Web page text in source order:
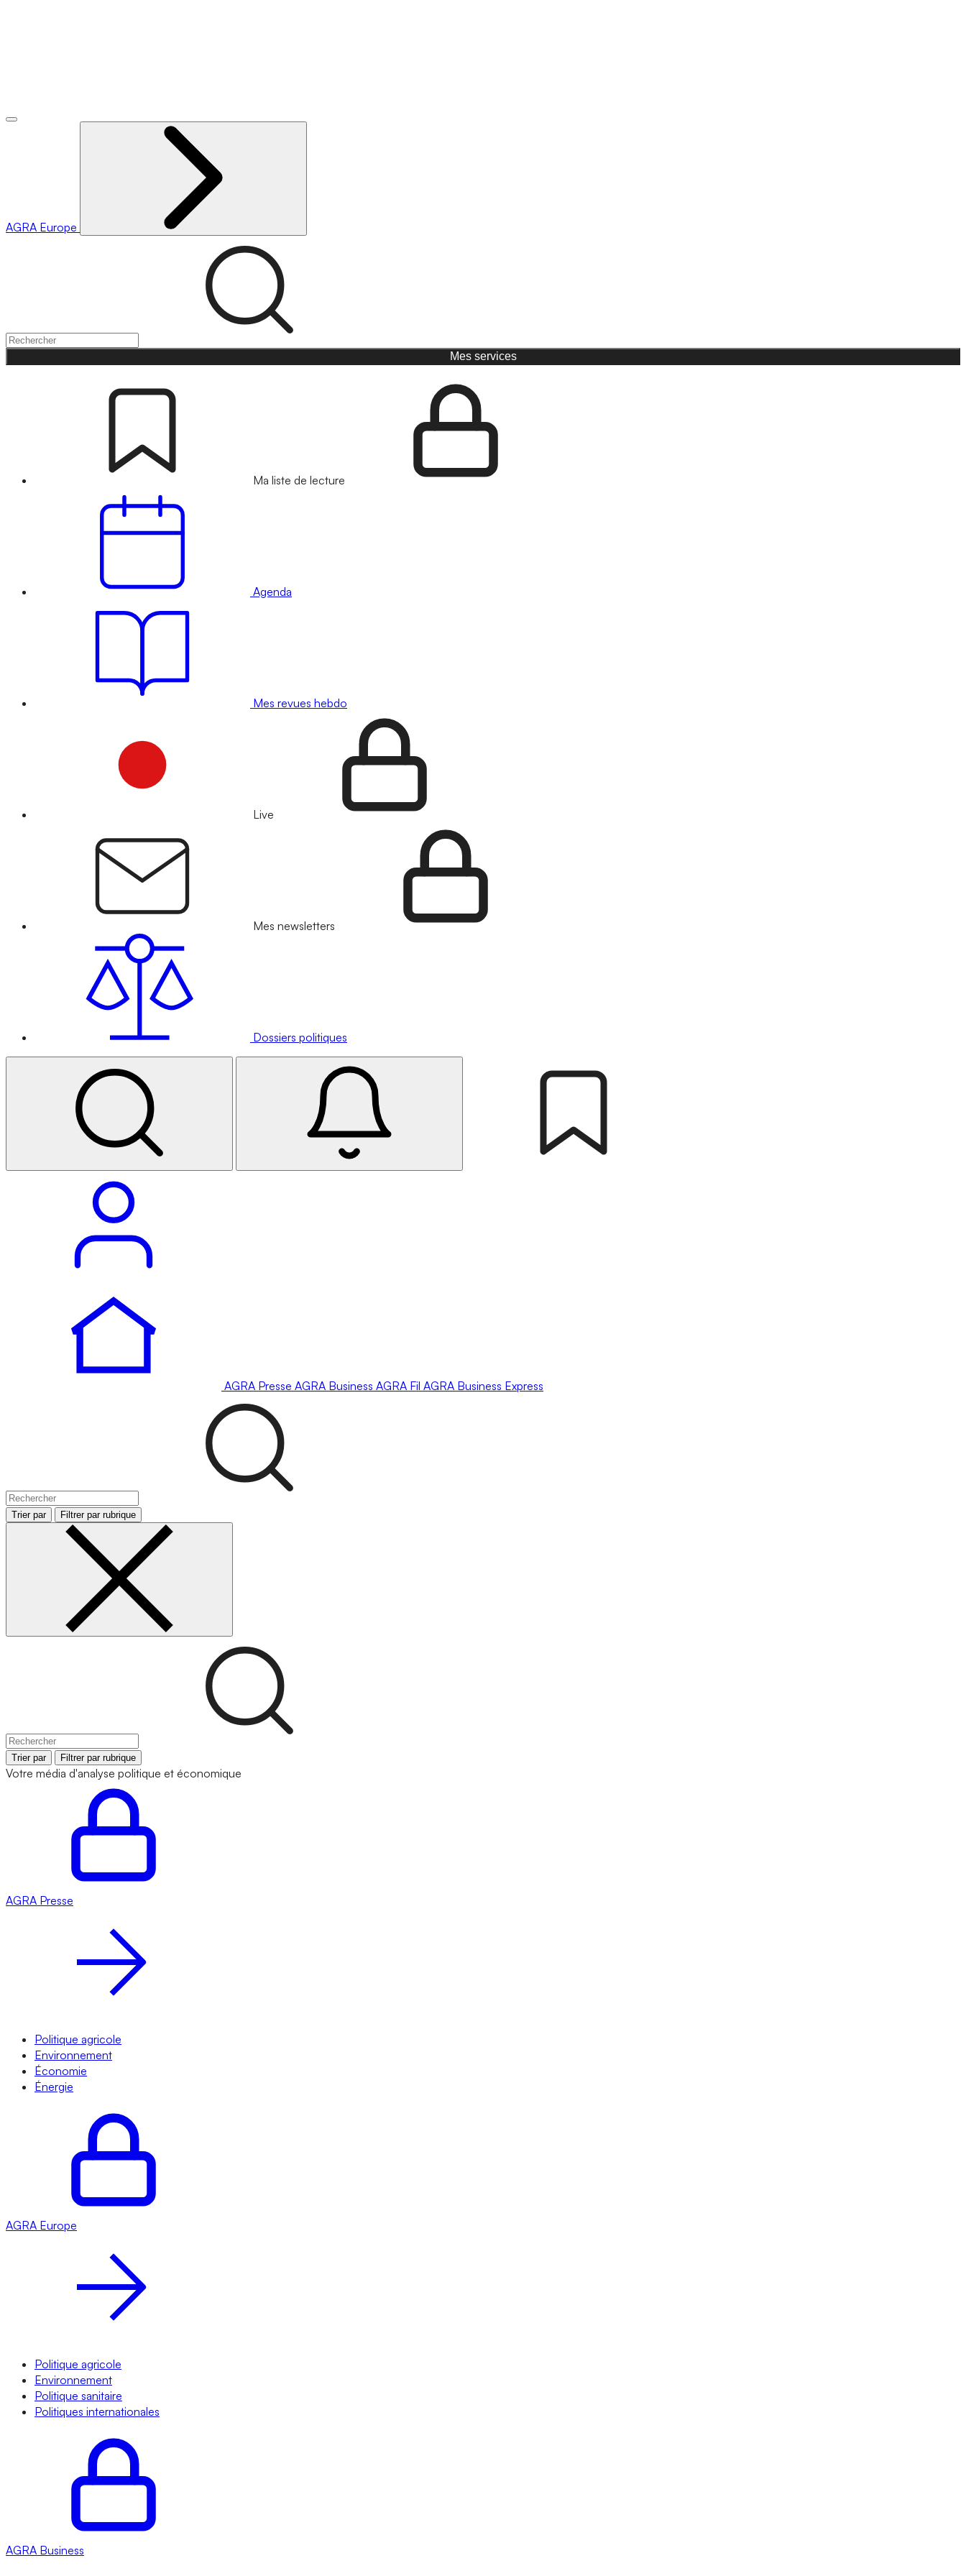
AGRA Europe
Mes services
Ma liste de lecture
Agenda
Mes revues hebdo
Live
Mes newsletters
Dossiers politiques
AGRA Presse AGRA Business AGRA Fil AGRA Business Express
Trier par Filtrer par rubrique
Trier par Filtrer par rubrique
Votre média d'analyse politique et économique
AGRA Presse
Politique agricole
Environnement
Économie
Énergie
AGRA Europe
Politique agricole
Environnement
Politique sanitaire
Politiques internationales
AGRA Business